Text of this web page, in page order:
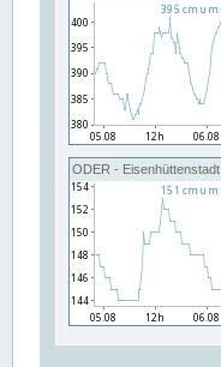
ODER - Eisenhüttenstadt